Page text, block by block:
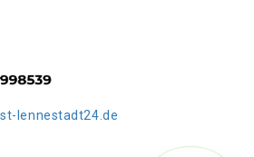
lennestadt24.de